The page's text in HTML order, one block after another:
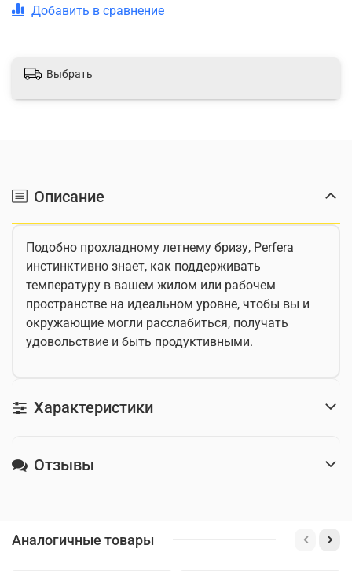
Добавить в сравнение
Выбрать
Описание
Подобно прохладному летнему бризу, Perfera
инстинктивно знает, как поддерживать
температуру в вашем жилом или рабочем
пространстве на идеальном уровне, чтобы вы и
окружающие могли расслабиться, получать
удовольствие и быть продуктивными.
Характеристики
Отзывы
Аналогичные товары